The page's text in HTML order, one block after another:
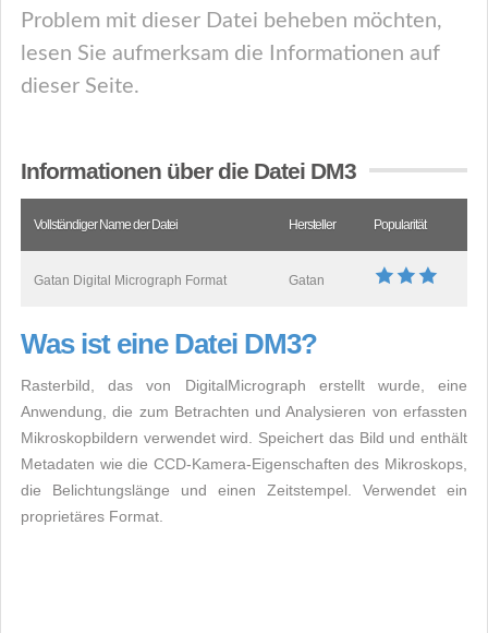
Problem mit dieser Datei beheben möchten,
lesen Sie aufmerksam die Informationen auf
dieser Seite.
Informationen über die Datei DM3
Vollständiger Name der Datei Hersteller Popularität
Gatan Digital Micrograph Format Gatan
Was ist eine Datei DM3?
Rasterbild, das von DigitalMicrograph erstellt wurde, eine
Anwendung, die zum Betrachten und Analysieren von erfassten
Mikroskopbildern verwendet wird. Speichert das Bild und enthält
Metadaten wie die CCD-Kamera-Eigenschaften des Mikroskops,
die Belichtungslänge und einen Zeitstempel. Verwendet ein
proprietäres Format.